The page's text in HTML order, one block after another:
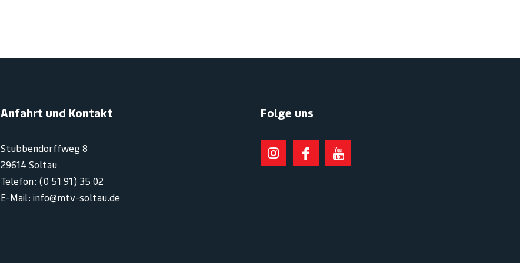
Anfahrt und Kontakt
Stubbendorffweg 8
29614 Soltau
Telefon: (0 51 91) 35 02
E-Mail: info@mtv-soltau.de
Folge uns